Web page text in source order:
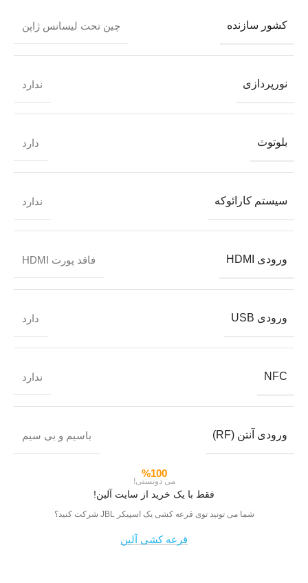
کشور سازنده چین تحت لیسانس ژاپن
نورپردازی ندارد
بلوتوث دارد
سیستم کارائوکه ندارد
ورودی HDMI فاقد پورت HDMI
ورودی USB دارد
NFC ندارد
ورودی آنتن (RF) باسیم و بی سیم
%100
می دونستی!
فقط با یک خرید از سایت آلین!
شما می تونید توی قرعه کشی یک اسپیکر JBL شرکت کنید؟
قرعه کشی آلین